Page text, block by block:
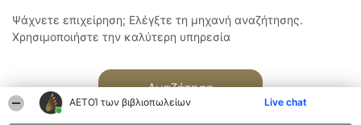
ΑΕΤΟΊ των βιβλιοπωλείων Live chat
Ψάχνετε επιχείρηση; Ελέγξτε τη μηχανή αναζήτησης.
Χρησιμοποιήστε την καλύτερη υπηρεσία
Αναζήτηση